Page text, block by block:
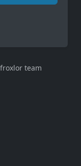
team